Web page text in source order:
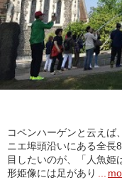
コペンハーゲンと云えば
ニエ埠頭沿いにある全長
目したいのが、「人魚姫
形姫像には足があり